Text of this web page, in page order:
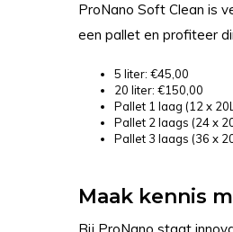
ProNano Soft Clean is
een pallet en profiteer
5 liter: €45,00
20 liter: €150,00
Pallet 1 laag (12 x
Pallet 2 laags (24 x
Pallet 3 laags (36 x
Maak kennis